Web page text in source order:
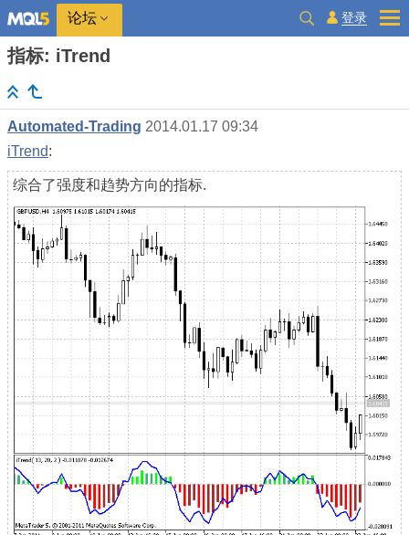
论坛 登录
指标: iTrend
Automated-Trading 2014.01.17 09:34
iTrend:
综合了强度和趋势方向的指标.